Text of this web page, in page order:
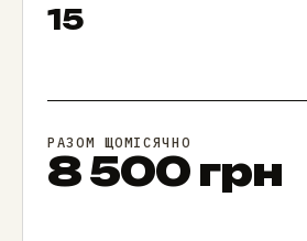
15
РАЗОМ ЩОМІСЯЧНО
8 500 грн